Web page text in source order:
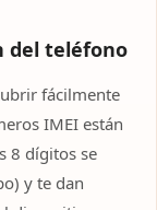
del teléfono
fácilmente
IMEI están
8 dígitos se
y te dan